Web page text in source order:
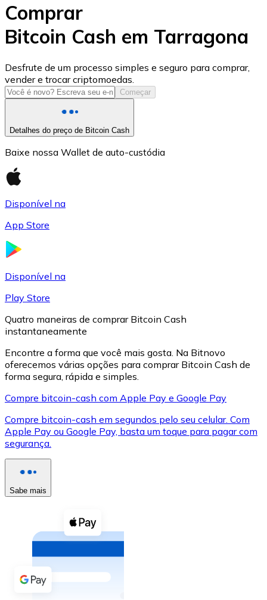
USD Coin
USDC
XRP
Compre criptomoedas com dinheiro e outros
Transferência SEPA
Adicione fundos à sua conta Bitnovo ou faça
Comprar
Bitcoin Cash em Tarragona
Desfrute de um processo simples e seguro para comprar,
vender e trocar criptomoedas.
Começar
Detalhes do preço de Bitcoin Cash
Baixe nossa Wallet de auto-custódia
Disponível na
App Store
Disponível na
Play Store
Quatro maneiras de comprar Bitcoin Cash
instantaneamente
Encontre a forma que você mais gosta. Na Bitnovo
oferecemos várias opções para comprar Bitcoin Cash de
forma segura, rápida e simples.
Compre bitcoin-cash com Apple Pay e Google Pay
Compre bitcoin-cash em segundos pelo seu celular. Com
Apple Pay ou Google Pay, basta um toque para pagar com
segurança.
Sabe mais